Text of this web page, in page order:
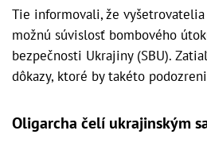
Tie informovali, že vyšetrovatelia
možnú súvislosť bombového
bezpečnosti Ukrajiny (SBU).
dôkazy, ktoré by takéto
Oligarcha čelí ukrajinským